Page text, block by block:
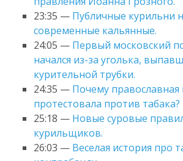
23:35 — Публичные курильни
современные кальянные.
24:05 — Первый московский
начался из-за уголька,
курительной трубки.
24:35 — Почему
протестовала против табака?
25:18 — Новые суровые
курильщиков.
26:03 — Веселая история про